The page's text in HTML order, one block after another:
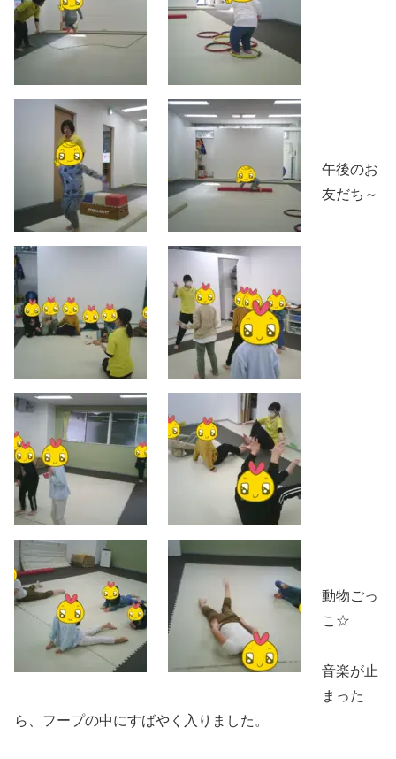
午後のお
友だち～
動物ごっ
こ☆
音楽が止
まった
ら、フープの中にすばやく入りました。